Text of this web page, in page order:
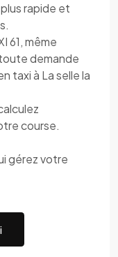
plus rapide et
61, même
demande
taxi à La selle la
course.
gérez votre